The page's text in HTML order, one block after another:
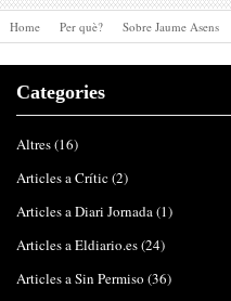
Home Per què? Sobre Jaume Asens
Categories
Altres(16)
Articles a Crític(2)
Articles a Diari Jornada(1)
Articles a Eldiario.es(24)
Articles a Sin Permiso (36)